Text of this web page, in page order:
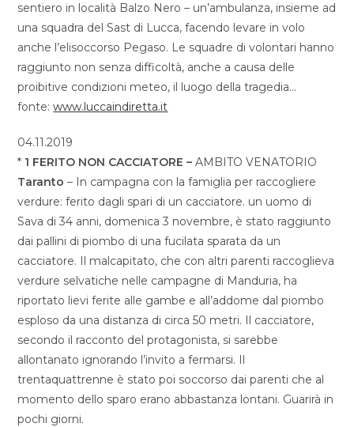
sentiero in località Balzo Nero – un’ambulanza, insieme ad
una squadra del Sast di Lucca, facendo levare in volo
anche l’elisoccorso Pegaso. Le squadre di volontari hanno
raggiunto non senza difficoltà, anche a causa delle
proibitive condizioni meteo, il luogo della tragedia…
fonte:www.luccaindiretta.it
04.11.2019
* 1 FERITO NON CACCIATORE – AMBITO VENATORIO
Taranto – In campagna con la famiglia per raccogliere
verdure: ferito dagli spari di un cacciatore. un uomo di
Sava di 34 anni, domenica 3 novembre, è stato raggiunto
dai pallini di piombo di una fucilata sparata da un
cacciatore. Il malcapitato, che con altri parenti raccoglieva
verdure selvatiche nelle campagne di Manduria, ha
riportato lievi ferite alle gambe e all’addome dal piombo
esploso da una distanza di circa 50 metri. Il cacciatore,
secondo il racconto del protagonista, si sarebbe
allontanato ignorando l’invito a fermarsi. Il
trentaquattrenne è stato poi soccorso dai parenti che al
momento dello sparo erano abbastanza lontani. Guarirà in
pochi giorni.